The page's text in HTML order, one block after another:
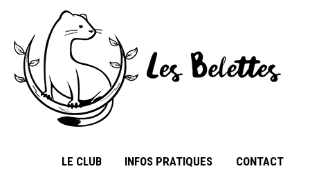
LE CLUB INFOS PRATIQUES CONTACT